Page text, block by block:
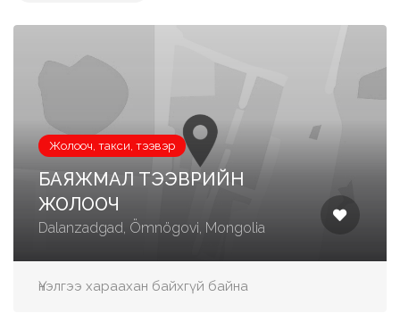
Жолооч, такси, тээвэр
БАЯЖМАЛ ТЭЭВРИЙН
ЖОЛООЧ
Dalanzadgad, Ömnögovi, Mongolia
Үнэлгээ хараахан байхгүй байна